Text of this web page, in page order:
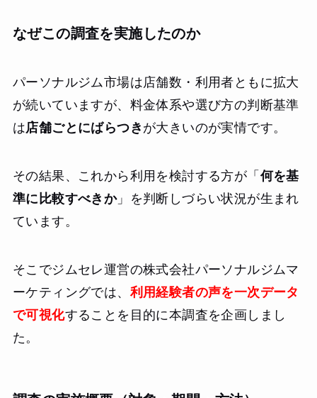
なぜこの調査を実施したのか
パーソナルジム市場は店舗数・利用者ともに拡大
が続いていますが、料金体系や選び方の判断基準
は店舗ごとにばらつき が大きいのが実情です。
その結果、これから利用を検討する方が「 何を基
準に比較すべきか」を判断しづらい状況が生まれ
ています。
そこでジムセレ運営の株式会社パーソナルジムマ
ーケティングでは、 利用経験者の声を一次データ
で可視化することを目的に本調査を企画しまし
た。